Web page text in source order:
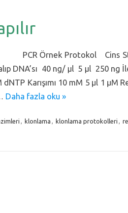
Cins
DNA’sı 40 ng/ µl 5 µl 250 ng
Karışımı 10 mM 5 µl 1 µM
Daha fazla oku »
, klonlama , klonlama protokolleri ,